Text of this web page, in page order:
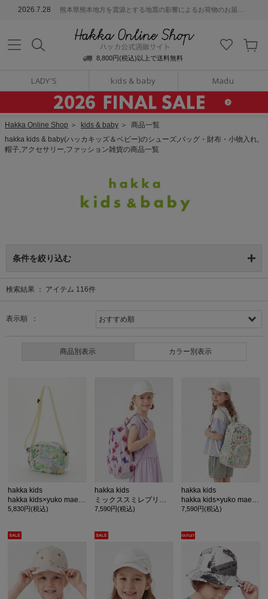
2026.7.28 熊本県熊本地方を震源とする地震の影響によるお荷物のお届けについて
8,800円(税込)以上で送料無料
LADY'S kids & baby Madu
通販サイト
Hakka Online Shop ＞ kids & baby ＞ 商品一覧
hakka kids & baby(ハッカキッズ＆ベビー)のシューズ,バッグ・財布・小物入れ,
帽子,アクセサリー,ファッション雑貨の商品一覧
条件を絞り込む
検索結果 ： アイテム 116件
表示順 ：
商品別表示 カラー別表示
hakka kids
hakka kids×yuko maegawa はるのオーケストラプリントショルダーバッグ
5,830円(税込)
hakka kids
ミックススミレプリントリュック
7,590円(税込)
hakka kids
hakka kids×yuko maegawa はるのオーケストラプリントリュック
7,590円(税込)